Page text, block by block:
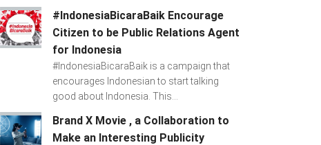
#IndonesiaBicaraBaik Encourage
Citizen to be Public Relations Agent
for Indonesia
#IndonesiaBicaraBaik is a campaign that
encourages Indonesian to start talking
good about Indonesia. This...
Brand X Movie , a Collaboration to
Make an Interesting Publicity